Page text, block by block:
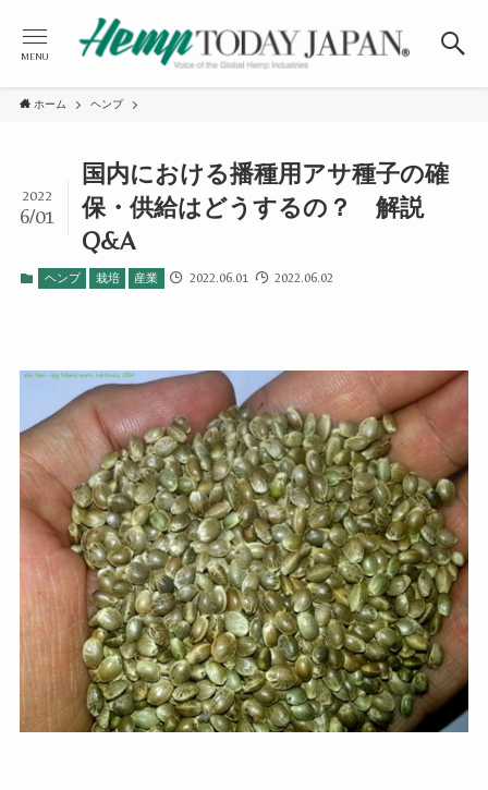
MENU
ホーム ヘンプ
国内における播種用アサ種子の確
保・供給はどうするの？ 解説
Q&A
2022
6/01
ヘンプ 栽培 産業 2022.06.01 2022.06.02